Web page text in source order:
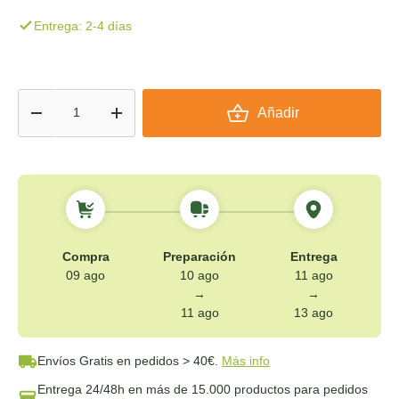
Entrega: 2-4 días
Añadir
+
Compra
09 ago
Preparación
10 ago
→
11 ago
Entrega
11 ago
→
13 ago
Envíos Gratis en pedidos > 40€. Más info
Entrega 24/48h en más de 15.000 productos para pedidos